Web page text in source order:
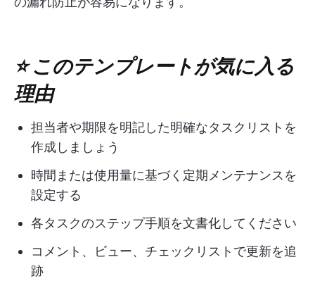
⭐ このテンプレートが気に入る
理由
担当者や期限を明記した明確なタスクリストを
作成しましょう
時間または使用量に基づく定期メンテナンスを
設定する
各タスクのステップ手順を文書化してください
コメント、ビュー、チェックリストで更新を追
跡